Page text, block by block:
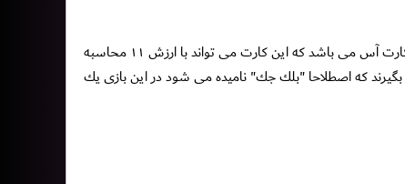
ارزش ١٠ را دارند اما كارت فوق العاده اى كه در اين بازى وجود دارد كارت آس مى باشد كه اين كارت مى تواند با ارزش ١١ محاسبه
كه اصطلاحا "بلك جك" ناميده مى شود در اين بازى يك